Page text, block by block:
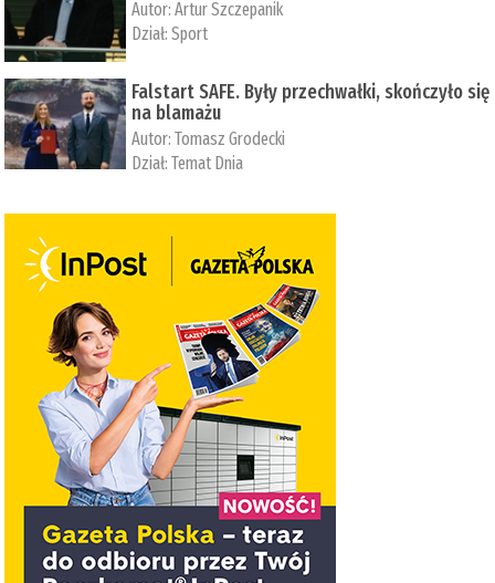
Autor:Artur Szczepanik
Dział:Sport
Falstart SAFE. Były przechwałki, skończyło się
na blamażu
Autor:Tomasz Grodecki
Dział:Temat Dnia